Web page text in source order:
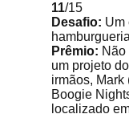
11/15
Desafio: Um
Prêmio: Não
um projeto
irmãos, Mark
Boogie
localizado